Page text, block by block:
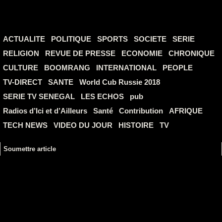
ACTUALITE POLITIQUE SPORTS SOCIETE
SERIE
RELIGION
REVUE DE PRESSE ECONOMIE
CHRONIQUE
CULTURE
BOOMRANG INTERNATIONAL
PEOPLE
TV-DIRECT
SANTE
World Cub Russie 2018
SERIE TV SENEGAL
LES ECHOS
pub
Radios d’Ici et d’Ailleurs
Santé Contribution
AFRIQUE
TECH NEWS
VIDEO DU JOUR HISTOIRE TV
Soumettre article